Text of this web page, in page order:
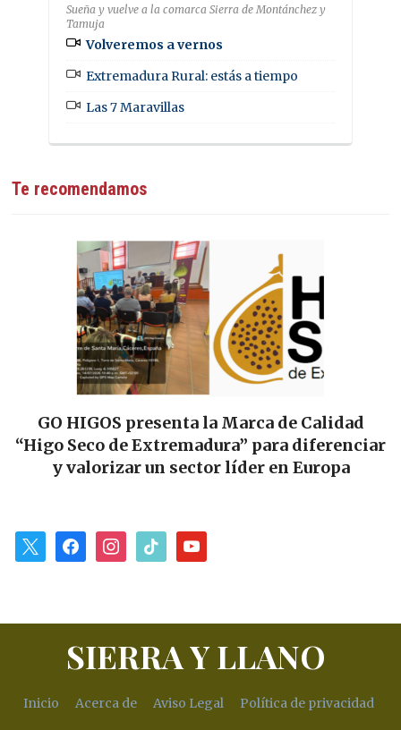
Sueña y vuelve a la comarca Sierra de Montánchez y
Tamuja
Volveremos a vernos
Extremadura Rural: estás a tiempo
Las 7 Maravillas
Te recomendamos
GO HIGOS presenta la Marca de Calidad
“Higo Seco de Extremadura” para diferenciar
y valorizar un sector líder en Europa
facebookinstagram
tiktok youtube
SIERRA Y LLANO
Inicio Acerca de Aviso Legal Política de privacidad